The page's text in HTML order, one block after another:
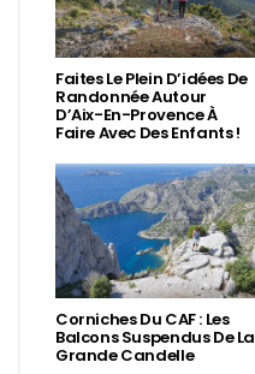
Faites Le Plein D’idées De
Randonnée Autour
D’Aix-En-Provence À
Faire Avec Des Enfants !
Corniches Du CAF : Les
Balcons Suspendus De La
Grande Candelle